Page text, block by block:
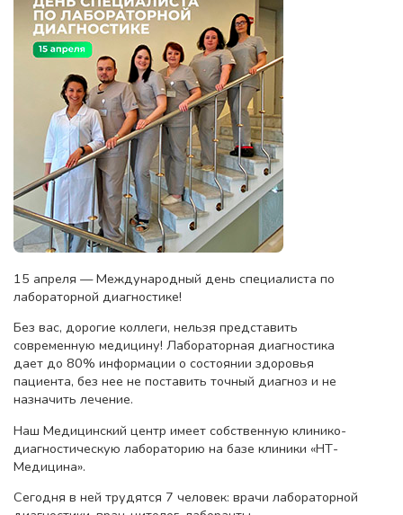
15 апреля — Международный день специалиста по
лабораторной диагностике!
Без вас, дорогие коллеги, нельзя представить
современную медицину! Лабораторная диагностика
дает до 80% информации о состоянии здоровья
пациента, без нее не поставить точный диагноз и не
назначить лечение.
Наш Медицинский центр имеет собственную клинико-
диагностическую лабораторию на базе клиники «НТ-
Медицина».
Сегодня в ней трудятся 7 человек: врачи лабораторной